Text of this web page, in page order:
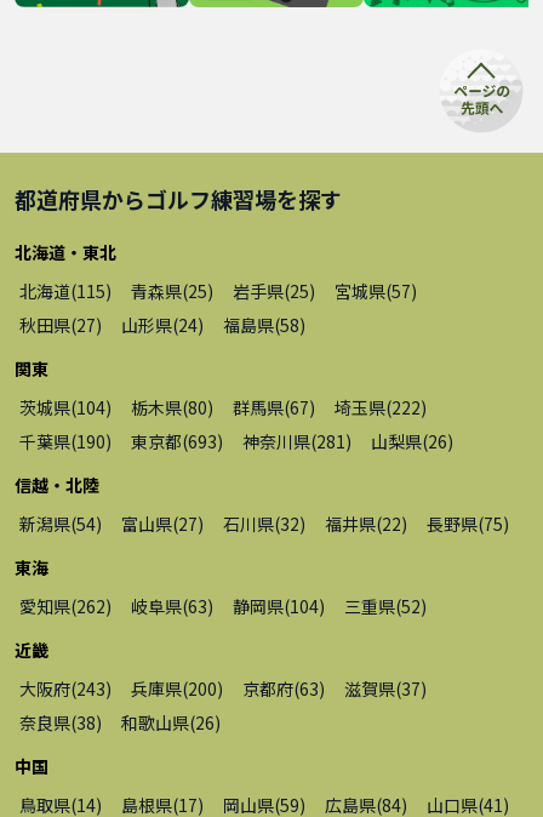
都道府県からゴルフ練習場を探す
北海道・東北
北海道(115) 青森県(25) 岩手県(25) 宮城県(57)
秋田県(27) 山形県(24) 福島県(58)
関東
茨城県(104) 栃木県(80) 群馬県(67) 埼玉県(222)
千葉県(190) 東京都(693) 神奈川県(281 ) 山梨県(26)
信越・北陸
新潟県(54) 富山県(27) 石川県(32) 福井県(22) 長野県(75)
東海
愛知県(262) 岐阜県(63) 静岡県(104) 三重県(52)
近畿
大阪府(243) 兵庫県(200) 京都府(63) 滋賀県(37)
奈良県(38) 和歌山県(26)
中国
鳥取県(14) 島根県(17) 岡山県(59) 広島県(84) 山口県(41 )